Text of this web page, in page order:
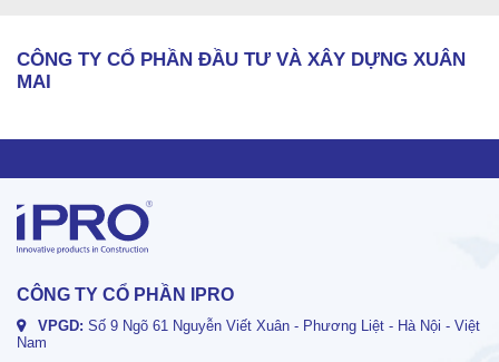
CÔNG TY CỔ PHẦN ĐẦU TƯ VÀ XÂY DỰNG XUÂN
MAI
CÔNG TY CỔ PHẦN IPRO
VPGD: Số 9 Ngõ 61 Nguyễn Viết Xuân - Phương Liệt - Hà Nội - Việt
Nam